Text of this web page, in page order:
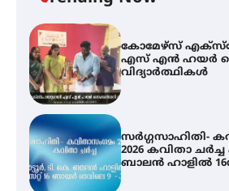
കോമേഴ്സ്
എസ് എൻ ഹയർ
വിദ്യാർത്ഥികൾ
സർഗ്ഗസാഹിതി-
2026 കവിതാ ചർച്ച
ബാലൻ ഹാളിൽ